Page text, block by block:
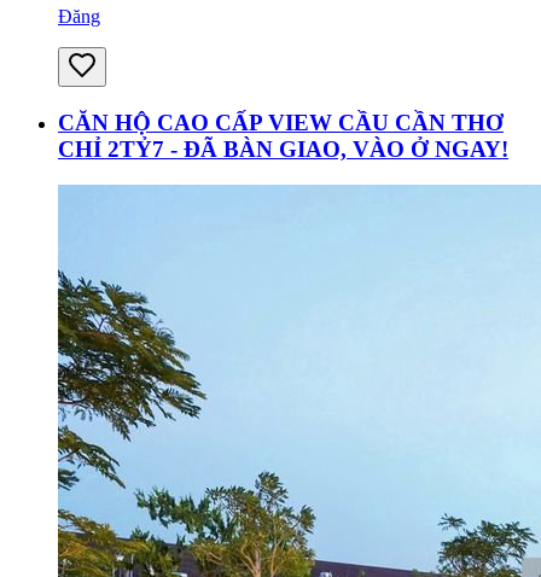
Đăng
CĂN HỘ CAO CẤP VIEW CẦU CẦN THƠ
CHỈ 2TỶ7 - ĐÃ BÀN GIAO, VÀO Ở NGAY!